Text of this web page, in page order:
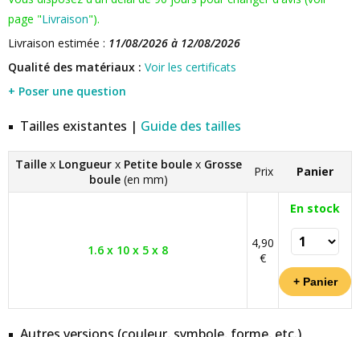
page "Livraison").
Livraison estimée : 11/08/2026 à 12/08/2026
Qualité des matériaux : Voir les certificats
+ Poser une question
Tailles existantes | Guide des tailles
Taille x Longueur x Petite boule x Grosse
boule (en mm)
Prix Panier
1.6 x 10 x 5 x 8
4,90
€
En stock